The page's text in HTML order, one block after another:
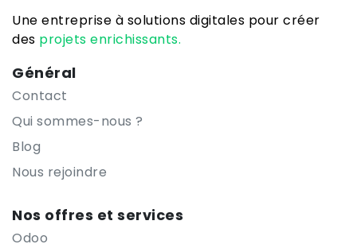
Une entreprise à solutions digitales pour créer
des projets enrichissants.
Général
Contact
Qui sommes-nous ?
Blog
Nous rejoindre
Nos offres et services
Odoo